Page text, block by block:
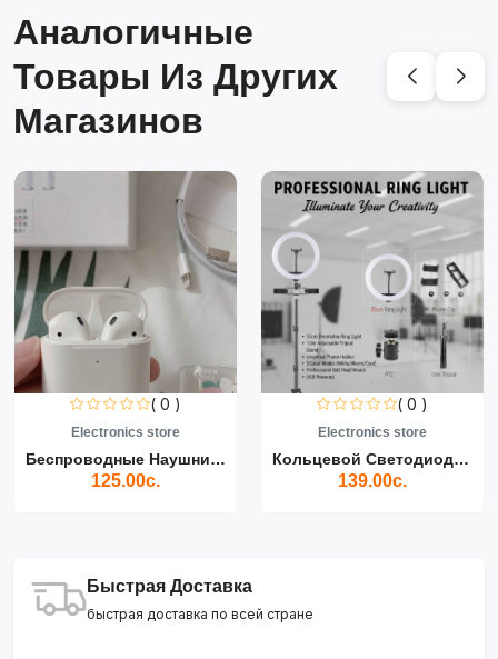
Аналогичные
Товары Из Других
Магазинов
( 0 )
Electronics store
Беспроводные Наушники Air...
125.00с.
( 0 )
Electronics store
Кольцевой Светодиодный Св...
139.00с.
Быстрая Доставка
быстрая доставка по всей стране